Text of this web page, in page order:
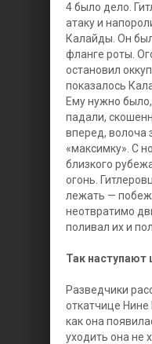
4 было дело.
атаку и
Калайды. Он
фланге роты.
остановил
показалось
Ему нужно
падали,
вперед, волоча
«максимку». С
близкого
огонь.
лежать —
неотвратимо
поливал их и
Так наступают
Разведчики
откатчице Нине
как она
уходить она не